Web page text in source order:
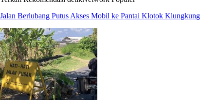
Jalan Berlubang Putus Akses Mobil ke Pantai Klotok Klungkung